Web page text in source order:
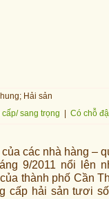
Hải sản
sang trọng Có chỗ
các nhà hàng –
9/2011 nổi lên
thành phố Cần
cấp hải sản tươi